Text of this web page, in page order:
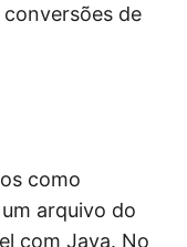
de
como
arquivo do
com Java. No